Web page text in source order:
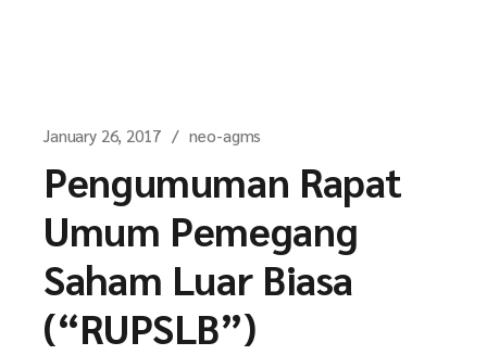
January 26, 2017 neo-agms
Pengumuman Rapat
Umum Pemegang
Saham Luar Biasa
(“RUPSLB”)